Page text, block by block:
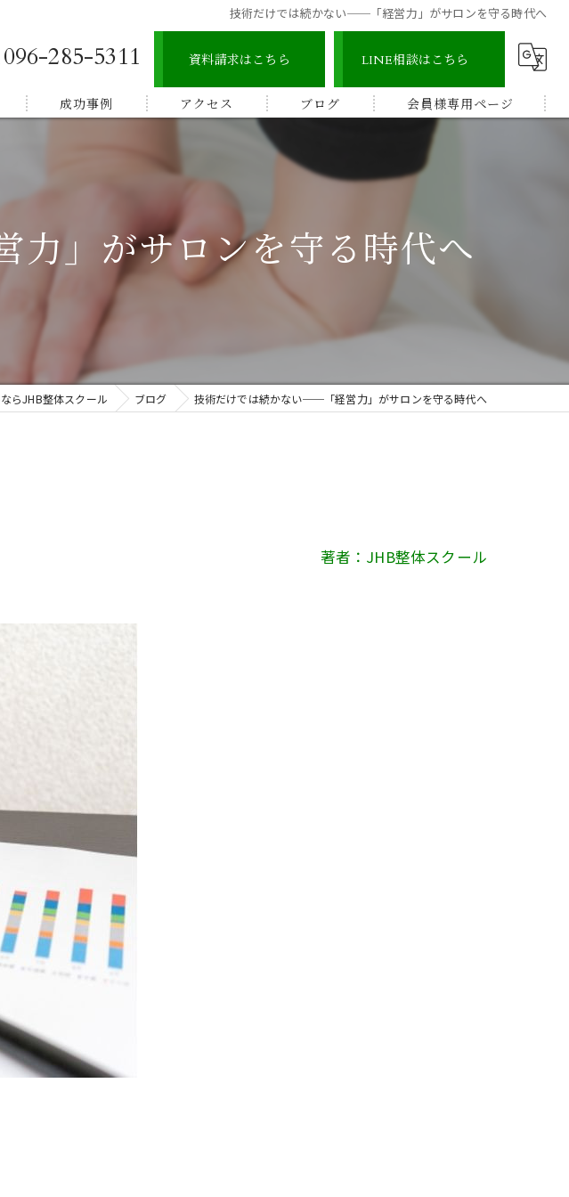
技術だけでは続かない──「経営力」がサロンを守る時代へ
096-285-5311 資料請求はこちら LINE相談はこちら
成功事例 アクセス
宇城市三角地区
宇城市松橋地区
熊本南地区
ブログ
コラム
会員様専用ページ
認定整体師コース
顔つぼコース
」がサロンを守る時代へ
らJHB整体スクール ブログ 技術だけでは続かない──「経営力」がサロンを守る時代へ
著者：JHB整体スクール